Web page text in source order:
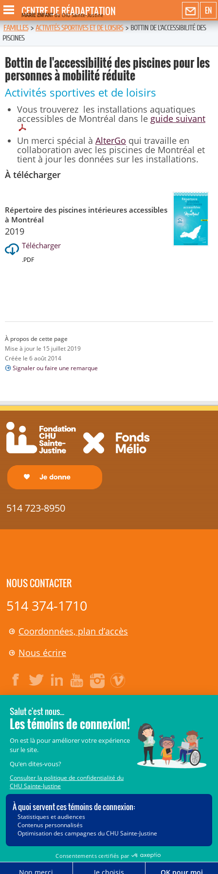
EN
CENTRE DE RÉADAPTATION
MARIE ENFANTdu CHU Sainte-Justine
FAMILLES>ACTIVITÉS SPORTIVES ET DE LOISIRS>BOTTIN DE L'ACCESSIBILITÉ DES
PISCINES
Bottin de l'accessibilité des piscines pour les
personnes à mobilité réduite
Activités sportives et de loisirs
Vous trouverez les installations aquatiques
accessibles de Montréal dans le guide suivant
Un merci spécial à AlterGo qui travaille en
collaboration avec les piscines de Montréal et
tient à jour les données sur les installations.
À télécharger
Répertoire des piscines intérieures accessibles
à Montréal
2019
Télécharger
.PDF
À propos de cette page
Mise à jour le 15 juillet 2019
Créée le 6 août 2014
Signaler ou faire une remarque
514 723-8950
NOUS CONTACTER
514 374-1710
Coordonnées, plan d’accès
Nous écrire
LÉGAL
© 2006-2026
CHU Sainte-Justine.
Tous droits réservés.
Avis légaux Confidentialité